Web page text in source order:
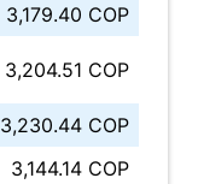
3,179.40 COP
3,204.51 COP
3,230.44 COP
3,144.14 COP